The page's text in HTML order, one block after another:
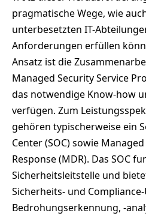
pragmatische Wege, wie
unterbesetzten IT-
Anforderungen erfüllen
Ansatz ist die
Managed Security Service
das notwendige Know-how
verfügen. Zum
gehören typischerweise ein
Center (SOC) sowie
Response (MDR). Das SOC
Sicherheitsleitstelle und
Sicherheits- und
Bedrohungserkennung, -